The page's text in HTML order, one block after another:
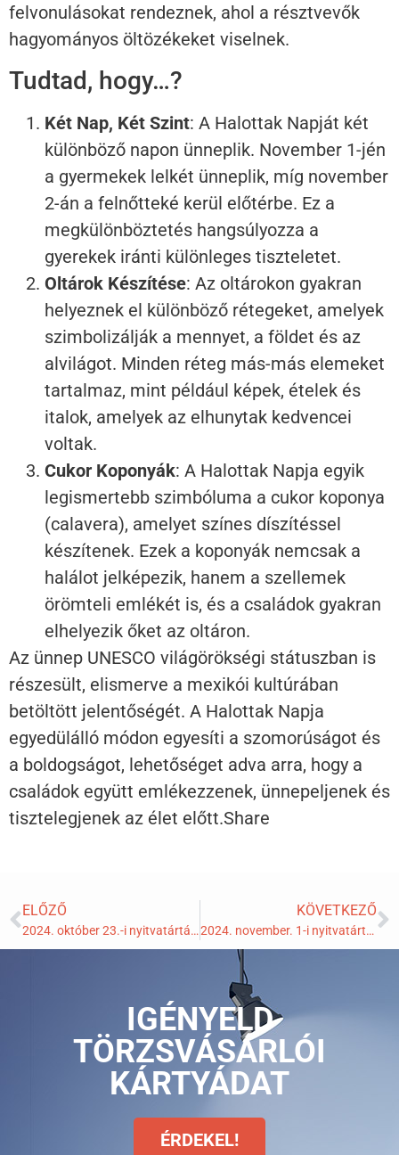
felvonulásokat rendeznek, ahol a résztvevők
hagyományos öltözékeket viselnek.
Tudtad, hogy…?
Két Nap, Két Szint: A Halottak Napját két
különböző napon ünneplik. November 1-jén
a gyermekek lelkét ünneplik, míg november
2-án a felnőtteké kerül előtérbe. Ez a
megkülönböztetés hangsúlyozza a
gyerekek iránti különleges tiszteletet.
Oltárok Készítése: Az oltárokon gyakran
helyeznek el különböző rétegeket, amelyek
szimbolizálják a mennyet, a földet és az
alvilágot. Minden réteg más-más elemeket
tartalmaz, mint például képek, ételek és
italok, amelyek az elhunytak kedvencei
voltak.
Cukor Koponyák: A Halottak Napja egyik
legismertebb szimbóluma a cukor koponya
(calavera), amelyet színes díszítéssel
készítenek. Ezek a koponyák nemcsak a
halálot jelképezik, hanem a szellemek
örömteli emlékét is, és a családok gyakran
elhelyezik őket az oltáron.
Az ünnep UNESCO világörökségi státuszban is
részesült, elismerve a mexikói kultúrában
betöltött jelentőségét. A Halottak Napja
egyedülálló módon egyesíti a szomorúságot és
a boldogságot, lehetőséget adva arra, hogy a
családok együtt emlékezzenek, ünnepeljenek és
tisztelegjenek az élet előtt.Share
ELŐZŐ
2024. október 23.-i nyitvatártásunk
KÖVETKEZŐ
2024. november. 1-i nyitvatártásunk
IGÉNYELD
TÖRZSVÁSÁRLÓI
KÁRTYÁDAT
ÉRDEKEL!